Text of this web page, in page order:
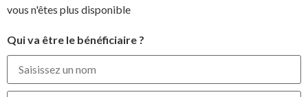
vous n'êtes plus disponible
Qui va être le bénéficiaire ?